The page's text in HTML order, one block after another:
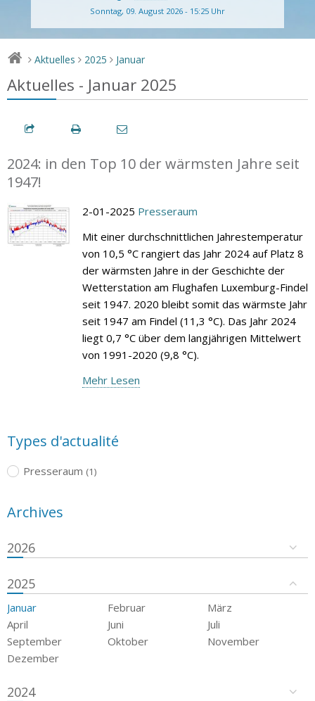
Sonntag, 09. August 2026 - 15:25 Uhr
> Aktuelles > 2025 > Januar
Aktuelles - Januar 2025
2024: in den Top 10 der wärmsten Jahre seit
1947!
2-01-2025 Presseraum
Mit einer durchschnittlichen Jahrestemperatur
von 10,5 °C rangiert das Jahr 2024 auf Platz 8
der wärmsten Jahre in der Geschichte der
Wetterstation am Flughafen Luxemburg-Findel
seit 1947. 2020 bleibt somit das wärmste Jahr
seit 1947 am Findel (11,3 °C). Das Jahr 2024
liegt 0,7 °C über dem langjährigen Mittelwert
von 1991-2020 (9,8 °C).
Mehr Lesen
Types d'actualité
Presseraum (1)
Archives
2026
2025
Januar Februar
März
April
Juni
Juli
September
Oktober
November
Dezember
2024